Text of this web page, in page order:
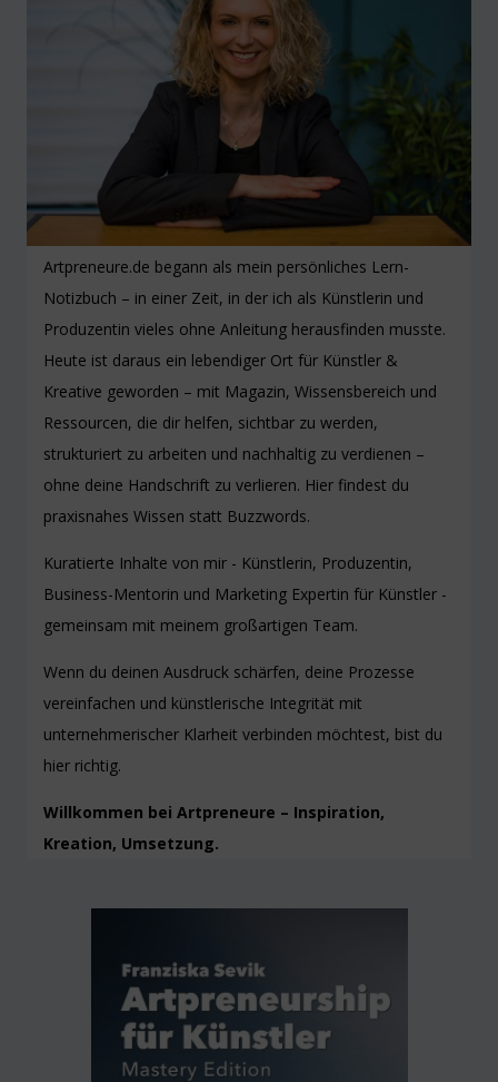
Artpreneure.de begann als mein persönliches Lern-
Notizbuch – in einer Zeit, in der ich als Künstlerin und
Produzentin vieles ohne Anleitung herausfinden musste.
Heute ist daraus ein lebendiger Ort für Künstler &
Kreative geworden – mit Magazin, Wissensbereich und
Ressourcen, die dir helfen, sichtbar zu werden,
strukturiert zu arbeiten und nachhaltig zu verdienen –
ohne deine Handschrift zu verlieren. Hier findest du
praxisnahes Wissen statt Buzzwords.
Kuratierte Inhalte von mir - Künstlerin, Produzentin,
Business-Mentorin und Marketing Expertin für Künstler -
gemeinsam mit meinem großartigen Team.
Wenn du deinen Ausdruck schärfen, deine Prozesse
vereinfachen und künstlerische Integrität mit
unternehmerischer Klarheit verbinden möchtest, bist du
hier richtig.
Willkommen bei Artpreneure – Inspiration,
Kreation, Umsetzung.